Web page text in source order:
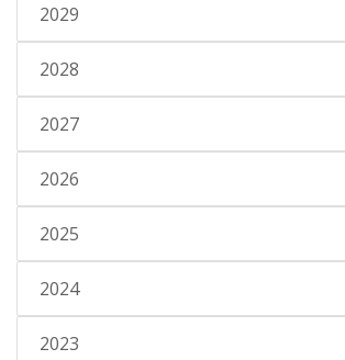
2029
2028
2027
2026
2025
2024
2023